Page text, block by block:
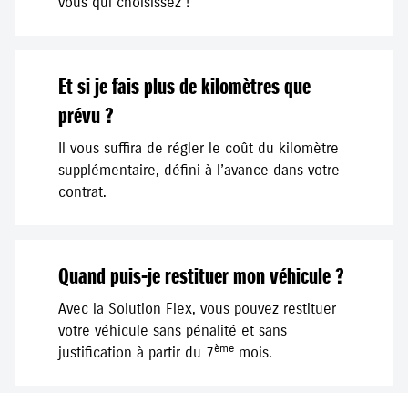
Et si je fais plus de kilomètres que
prévu ?
Il vous suffira de régler le coût du kilomètre
supplémentaire, défini à l’avance dans votre
contrat.
Quand puis-je restituer mon véhicule ?
Avec la Solution Flex, vous pouvez restituer
votre véhicule sans pénalité et sans
justification à partir du 7ème mois.